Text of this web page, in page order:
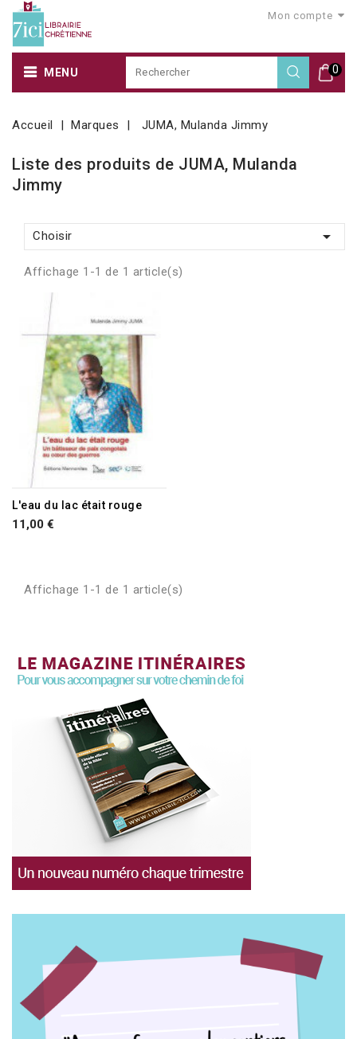
Mon compte
0
MENU
Accueil Marques JUMA, Mulanda Jimmy
Liste des produits de JUMA, Mulanda
Jimmy
Choisir 
Affichage 1-1 de 1 article(s)
L'eau du lac était rouge
11,00 €
Affichage 1-1 de 1 article(s)